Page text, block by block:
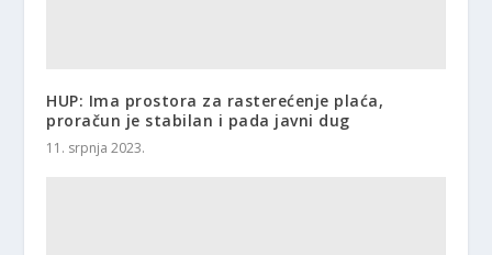
HUP: Ima prostora za rasterećenje plaća,
proračun je stabilan i pada javni dug
11. srpnja 2023.